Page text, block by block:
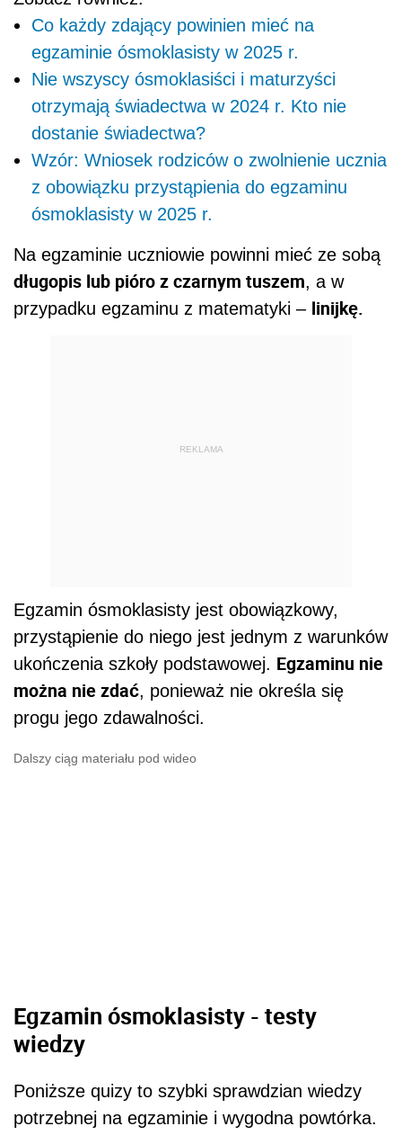
Co każdy zdający powinien mieć na
egzaminie ósmoklasisty w 2025 r.
Nie wszyscy ósmoklasiści i maturzyści
otrzymają świadectwa w 2024 r. Kto nie
dostanie świadectwa?
Wzór: Wniosek rodziców o zwolnienie ucznia
z obowiązku przystąpienia do egzaminu
ósmoklasisty w 2025 r.
Na egzaminie uczniowie powinni mieć ze sobą
długopis lub pióro z czarnym tuszem, a w
przypadku egzaminu z matematyki – linijkę.
REKLAMA
Egzamin ósmoklasisty jest obowiązkowy,
przystąpienie do niego jest jednym z warunków
ukończenia szkoły podstawowej. Egzaminu nie
można nie zdać, ponieważ nie określa się
progu jego zdawalności.
Dalszy ciąg materiału pod wideo
Egzamin ósmoklasisty - testy
wiedzy
Poniższe quizy to szybki sprawdzian wiedzy
potrzebnej na egzaminie i wygodna powtórka.